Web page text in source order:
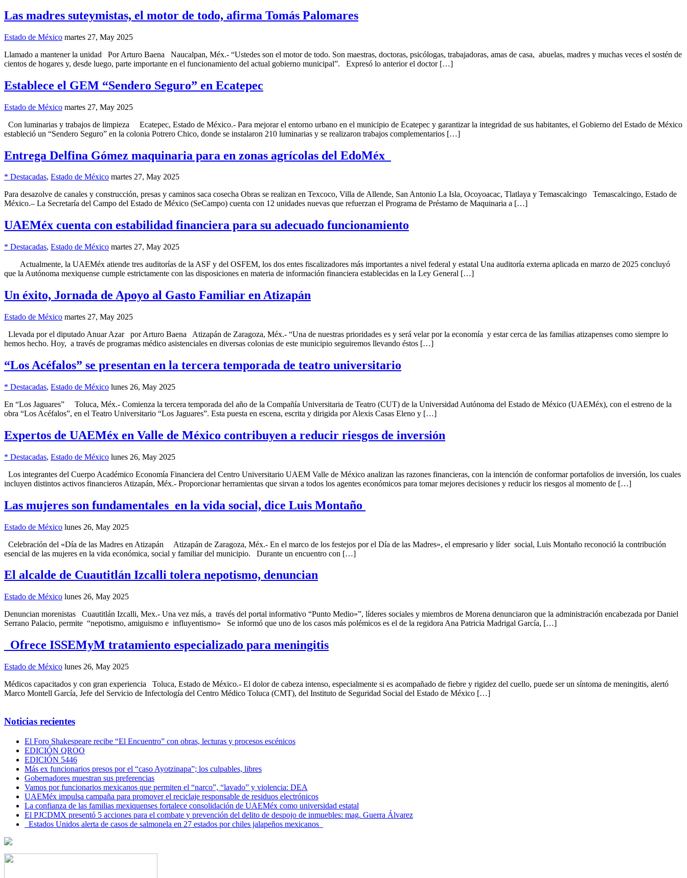
Las madres suteymistas, el motor de todo, afirma Tomás Palomares
Estado de México martes 27, May 2025
Llamado a mantener la unidad Por Arturo Baena Naucalpan, Méx.- “Ustedes son el motor de todo. Son maestras, doctoras, psicólogas, trabajadoras, amas de casa, abuelas, madres y muchas veces el sostén de
cientos de hogares y, desde luego, parte importante en el funcionamiento del actual gobierno municipal”. Expresó lo anterior el doctor […]
Establece el GEM “Sendero Seguro” en Ecatepec
Estado de México martes 27, May 2025
Con luminarias y trabajos de limpieza Ecatepec, Estado de México.- Para mejorar el entorno urbano en el municipio de Ecatepec y garantizar la integridad de sus habitantes, el Gobierno del Estado de México
estableció un “Sendero Seguro” en la colonia Potrero Chico, donde se instalaron 210 luminarias y se realizaron trabajos complementarios […]
Entrega Delfina Gómez maquinaria para en zonas agrícolas del EdoMéx
* Destacadas, Estado de México martes 27, May 2025
Para desazolve de canales y construcción, presas y caminos saca cosecha Obras se realizan en Texcoco, Villa de Allende, San Antonio La Isla, Ocoyoacac, Tlatlaya y Temascalcingo Temascalcingo, Estado de
México.– La Secretaría del Campo del Estado de México (SeCampo) cuenta con 12 unidades nuevas que refuerzan el Programa de Préstamo de Maquinaria a […]
UAEMéx cuenta con estabilidad financiera para su adecuado funcionamiento
* Destacadas, Estado de México martes 27, May 2025
Actualmente, la UAEMéx atiende tres auditorías de la ASF y del OSFEM, los dos entes fiscalizadores más importantes a nivel federal y estatal Una auditoría externa aplicada en marzo de 2025 concluyó
que la Autónoma mexiquense cumple estrictamente con las disposiciones en materia de información financiera establecidas en la Ley General […]
Un éxito, Jornada de Apoyo al Gasto Familiar en Atizapán
Estado de México martes 27, May 2025
Llevada por el diputado Anuar Azar por Arturo Baena Atizapán de Zaragoza, Méx.- “Una de nuestras prioridades es y será velar por la economía y estar cerca de las familias atizapenses como siempre lo
hemos hecho. Hoy, a través de programas médico asistenciales en diversas colonias de este municipio seguiremos llevando éstos […]
“Los Acéfalos” se presentan en la tercera temporada de teatro universitario
* Destacadas, Estado de México lunes 26, May 2025
En “Los Jaguares” Toluca, Méx.- Comienza la tercera temporada del año de la Compañía Universitaria de Teatro (CUT) de la Universidad Autónoma del Estado de México (UAEMéx), con el estreno de la
obra “Los Acéfalos”, en el Teatro Universitario “Los Jaguares”. Esta puesta en escena, escrita y dirigida por Alexis Casas Eleno y […]
Expertos de UAEMéx en Valle de México contribuyen a reducir riesgos de inversión
* Destacadas, Estado de México lunes 26, May 2025
Los integrantes del Cuerpo Académico Economía Financiera del Centro Universitario UAEM Valle de México analizan las razones financieras, con la intención de conformar portafolios de inversión, los cuales
incluyen distintos activos financieros Atizapán, Méx.- Proporcionar herramientas que sirvan a todos los agentes económicos para tomar mejores decisiones y reducir los riesgos al momento de […]
Las mujeres son fundamentales en la vida social, dice Luis Montaño
Estado de México lunes 26, May 2025
Celebración del «Día de las Madres en Atizapán Atizapán de Zaragoza, Méx.- En el marco de los festejos por el Día de las Madres», el empresario y líder social, Luis Montaño reconoció la contribución
esencial de las mujeres en la vida económica, social y familiar del municipio. Durante un encuentro con […]
El alcalde de Cuautitlán Izcalli tolera nepotismo, denuncian
Estado de México lunes 26, May 2025
Denuncian morenistas Cuautitlán Izcalli, Mex.- Una vez más, a través del portal informativo “Punto Medio»”, líderes sociales y miembros de Morena denunciaron que la administración encabezada por Daniel
Serrano Palacio, permite “nepotismo, amiguismo e influyentismo» Se informó que uno de los casos más polémicos es el de la regidora Ana Patricia Madrigal García, […]
Ofrece ISSEMyM tratamiento especializado para meningitis
Estado de México lunes 26, May 2025
Médicos capacitados y con gran experiencia Toluca, Estado de México.- El dolor de cabeza intenso, especialmente si es acompañado de fiebre y rigidez del cuello, puede ser un síntoma de meningitis, alertó
Marco Montell García, Jefe del Servicio de Infectología del Centro Médico Toluca (CMT), del Instituto de Seguridad Social del Estado de México […]
Noticias recientes
El Foro Shakespeare recibe “El Encuentro” con obras, lecturas y procesos escénicos
EDICIÓN QROO
EDICIÓN 5446
Más ex funcionarios presos por el “caso Ayotzinapa”; los culpables, libres
Gobernadores muestran sus preferencias
Vamos por funcionarios mexicanos que permiten el “narco”, “lavado” y violencia: DEA
UAEMéx impulsa campaña para promover el reciclaje responsable de residuos electrónicos
La confianza de las familias mexiquenses fortalece consolidación de UAEMéx como universidad estatal
El PJCDMX presentó 5 acciones para el combate y prevención del delito de despojo de inmuebles: mag. Guerra Álvarez
Estados Unidos alerta de casos de salmonela en 27 estados por chiles jalapeños mexicanos